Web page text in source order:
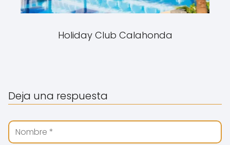
Holiday Club Calahonda
Deja una respuesta